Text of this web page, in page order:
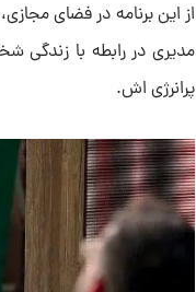
از این برنامه در فضای
مدیری در رابطه با
پرانرژی اش.